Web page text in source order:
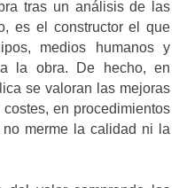
tras un análisis de las
es el constructor el que
medios humanos y
la obra. De hecho, en
se valoran las mejoras
en procedimientos
no merme la calidad ni la